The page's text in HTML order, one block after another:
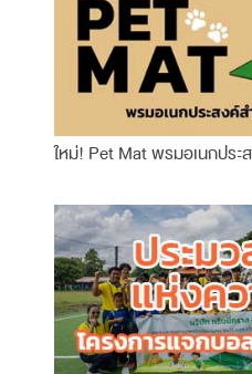
ใหม่! Pet Mat พรมอเนกประ